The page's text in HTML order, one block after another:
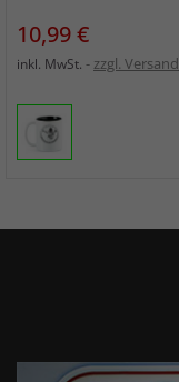
Preis
10,99 €
inkl. MwSt. zzgl. Versand